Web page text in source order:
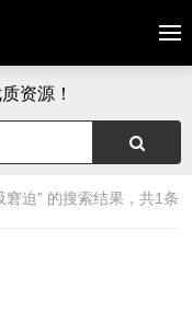
资源！
窘迫” 的搜索结果，共1条